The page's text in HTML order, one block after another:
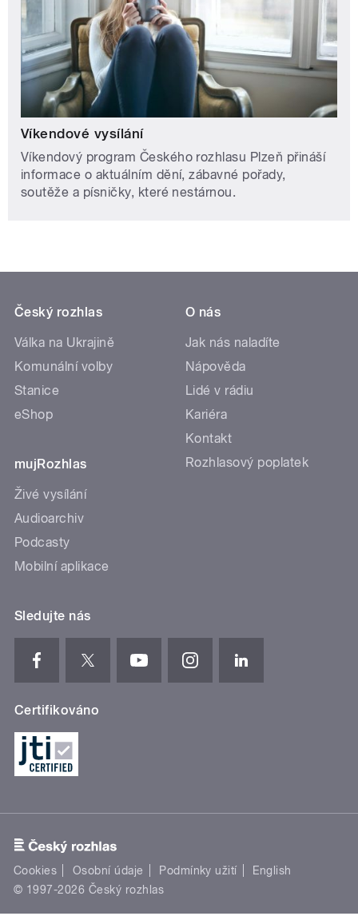
Víkendové vysílání
Víkendový program Českého rozhlasu Plzeň přináší
informace o aktuálním dění, zábavné pořady,
soutěže a písničky, které nestárnou.
Český rozhlas
Válka na Ukrajině
Komunální volby
Stanice
eShop
mujRozhlas
Živé vysílání
Audioarchiv
Podcasty
Mobilní aplikace
O nás
Jak nás naladíte
Nápověda
Lidé v rádiu
Kariéra
Kontakt
Rozhlasový poplatek
Sledujte nás
Certifikováno
Cookies Osobní údaje Podmínky užití
English
© 1997-2026 Český rozhlas